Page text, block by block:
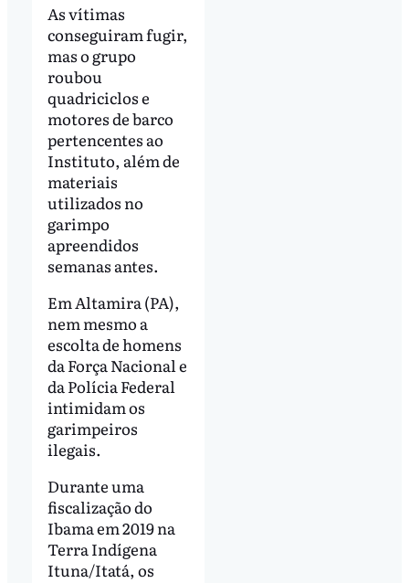
As vítimas
conseguiram fugir,
mas o grupo
roubou
quadriciclos e
motores de barco
pertencentes ao
Instituto, além de
materiais
utilizados no
garimpo
apreendidos
semanas antes.
Em Altamira (PA),
nem mesmo a
escolta de homens
da Força Nacional e
da Polícia Federal
intimidam os
garimpeiros
ilegais.
Durante uma
fiscalização do
Ibama em 2019 na
Terra Indígena
Ituna/Itatá, os